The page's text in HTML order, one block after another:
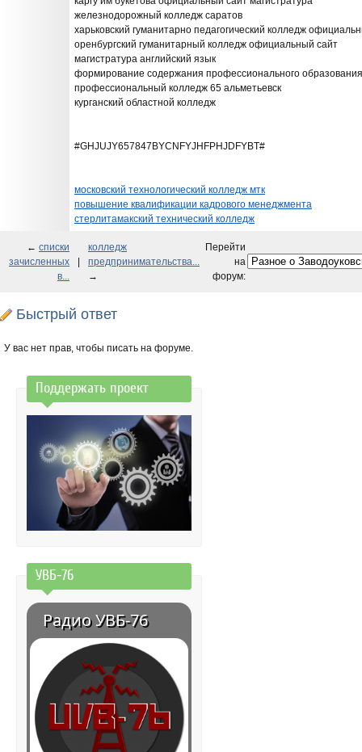
железнодорожный колледж саратов
харьковский гуманитарно педагогический колледж
оренбургский гуманитарный колледж официальный сайт
магистратура английский язык
формирование содержания профессионального образования
профессиональный колледж 65 альметьевск
курганский областной колледж
#GHJUJY657847BYCNFYJHFPHJDFYBT#
московский технологический колледж мтк
повышение квалификации кадрового менеджмента
стерлитамакский технический колледж
← списки
зачисленных
в...
колледж
предпринимательства...
→
Перейти
на
форум:
Быстрый ответ
У вас нет прав, чтобы писать на форуме.
Поддержать проект
УВБ-76
Радио УВБ-76